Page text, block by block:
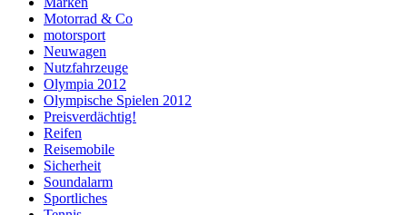
Motorrad & Co
motorsport
Neuwagen
Nutzfahrzeuge
Olympia 2012
Olympische Spielen 2012
Preisverdächtig!
Reifen
Reisemobile
Sicherheit
Soundalarm
Sportliches